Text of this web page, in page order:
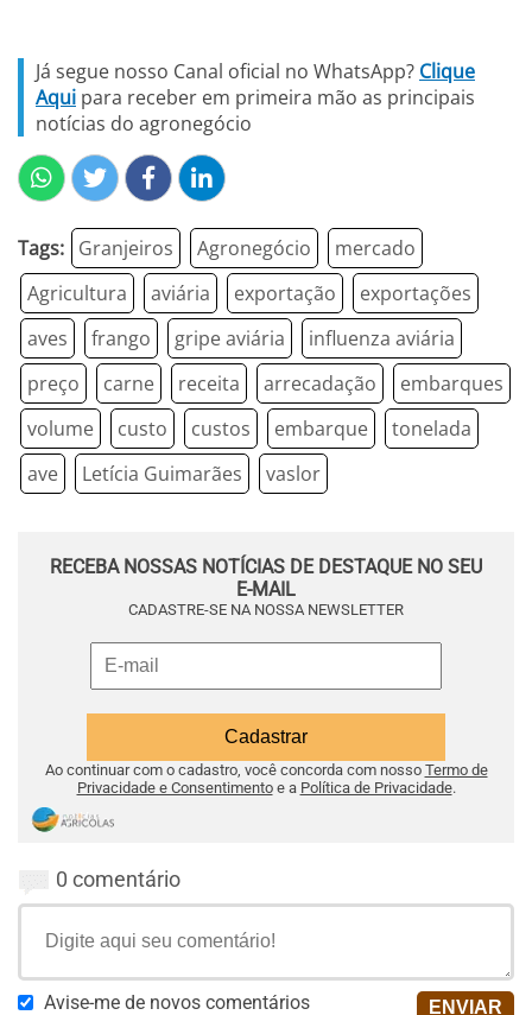
Já segue nosso Canal oficial no WhatsApp? Clique
Aqui para receber em primeira mão as principais
notícias do agronegócio
Tags: Granjeiros Agronegócio
mercado
Agricultura
aviária exportação
exportações
aves
frango gripe aviária
influenza aviária
preço
carne receita arrecadação
embarques
volume
custo custos embarque
tonelada
ave
Letícia Guimarães vaslor
RECEBA NOSSAS NOTÍCIAS DE DESTAQUE NO SEU
E-MAIL
CADASTRE-SE NA NOSSA NEWSLETTER
Ao continuar com o cadastro, você concorda com nosso Termo de
Privacidade e Consentimentoe a Política de Privacidade.
0 comentário
Avise-me de novos comentários